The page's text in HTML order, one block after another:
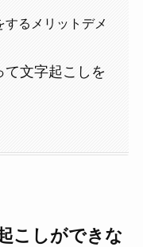
るメリットデメ
て文字起こしを
こしができな